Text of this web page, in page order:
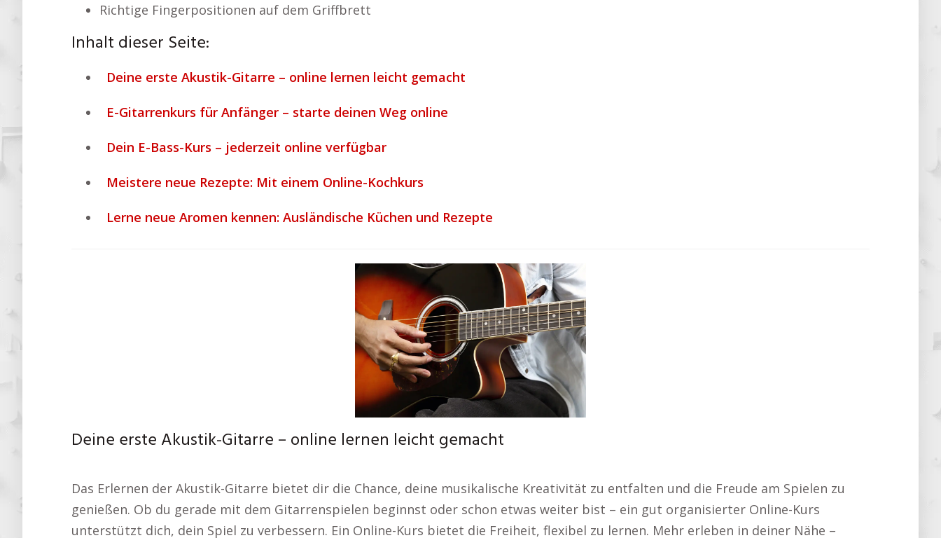
Richtige Fingerpositionen auf dem Griffbrett
Inhalt dieser Seite:
Deine erste Akustik-Gitarre – online lernen leicht gemacht
E-Gitarrenkurs für Anfänger – starte deinen Weg online
Dein E-Bass-Kurs – jederzeit online verfügbar
Meistere neue Rezepte: Mit einem Online-Kochkurs
Lerne neue Aromen kennen: Ausländische Küchen und Rezepte
Deine erste Akustik-Gitarre – online lernen leicht gemacht
Das Erlernen der Akustik-Gitarre bietet dir die Chance, deine musikalische Kreativität zu entfalten und die Freude am Spielen zu
genießen. Ob du gerade mit dem Gitarrenspielen beginnst oder schon etwas weiter bist – ein gut organisierter Online-Kurs
unterstützt dich, dein Spiel zu verbessern. Ein Online-Kurs bietet die Freiheit, flexibel zu lernen. Mehr erleben in deiner Nähe –